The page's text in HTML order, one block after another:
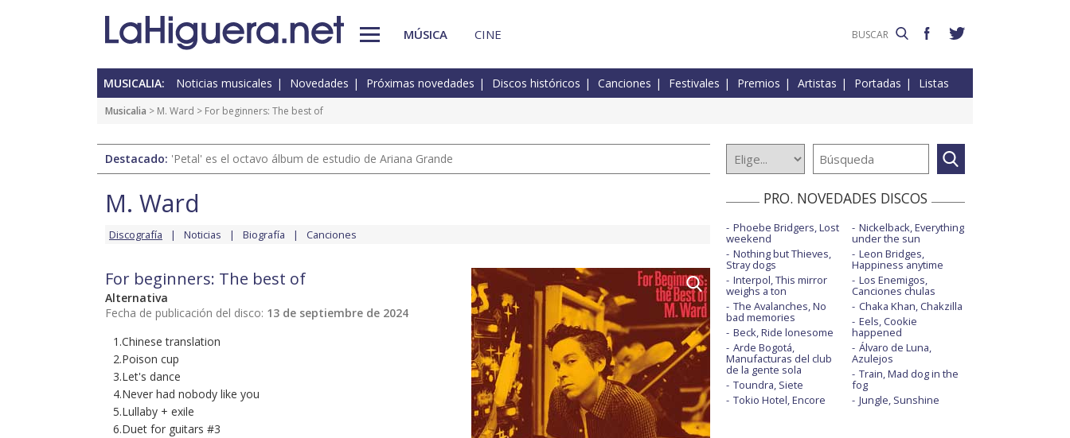
MÚSICA CINE
MUSICALIA: Noticias musicales Novedades Próximas novedades Discos históricos Canciones Festivales Premios Artistas Portadas Listas
Musicalia > M. Ward > For beginners: The best of
Destacado: 'Petal' es el octavo álbum de estudio de Ariana Grande
M. Ward
Discografía Noticias Biografía Canciones
For beginners: The best of
Alternativa
Fecha de publicación del disco: 13 de septiembre de 2024
1.Chinese translation
2.Poison cup
3.Let's dance
4.Never had nobody like you
5.Lullaby + exile
6.Duet for guitars #3
PRO. NOVEDADES DISCOS
Phoebe Bridgers, Lost
weekend
Nothing but Thieves,
Stray dogs
Interpol, This mirror
weighs a ton
The Avalanches, No
bad memories
Beck, Ride lonesome
Arde Bogotá,
Manufacturas del club
de la gente sola
Toundra, Siete
Tokio Hotel, Encore
Nickelback, Everything
under the sun
Leon Bridges,
Happiness anytime
Los Enemigos,
Canciones chulas
Chaka Khan, Chakzilla
Eels, Cookie
happened
Álvaro de Luna,
Azulejos
Train, Mad dog in the
fog
Jungle, Sunshine